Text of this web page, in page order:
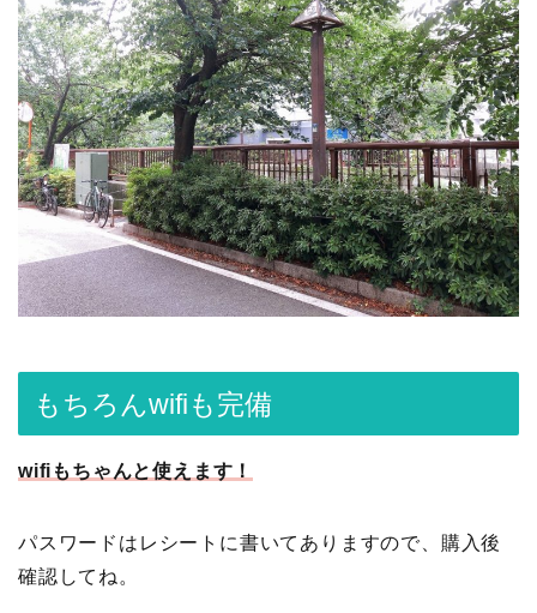
もちろんwifiも完備
wifiもちゃんと使えます！
パスワードはレシートに書いてありますので、購入後
確認してね。